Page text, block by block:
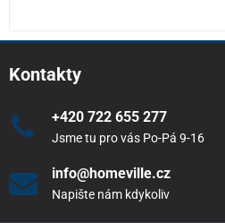
Kontakty
+420 722 655 277
Jsme tu pro vás Po-Pá 9-16
info@homeville.cz
Napište nám kdykoliv